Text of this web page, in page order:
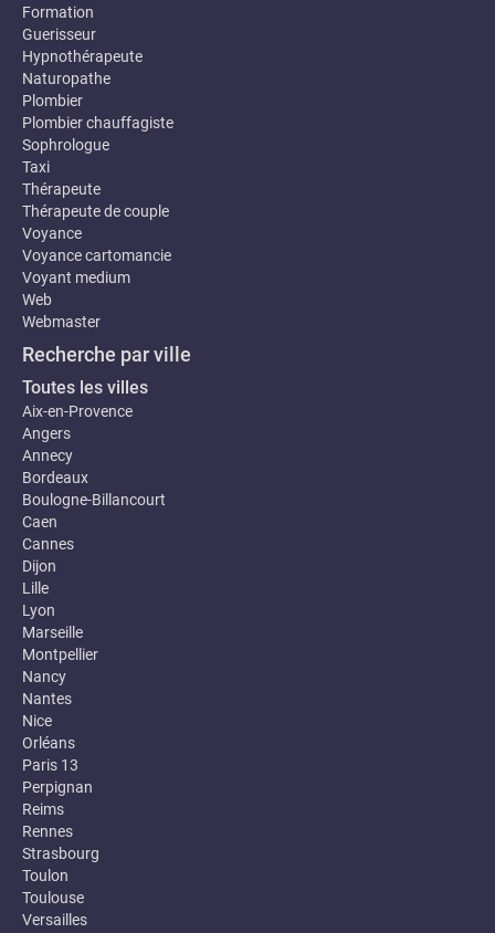
Formation
Guerisseur
Hypnothérapeute
Naturopathe
Plombier
Plombier chauffagiste
Sophrologue
Taxi
Thérapeute
Thérapeute de couple
Voyance
Voyance cartomancie
Voyant medium
Web
Webmaster
Recherche par ville
Toutes les villes
Aix-en-Provence
Angers
Annecy
Bordeaux
Boulogne-Billancourt
Caen
Cannes
Dijon
Lille
Lyon
Marseille
Montpellier
Nancy
Nantes
Nice
Orléans
Paris 13
Perpignan
Reims
Rennes
Strasbourg
Toulon
Toulouse
Versailles